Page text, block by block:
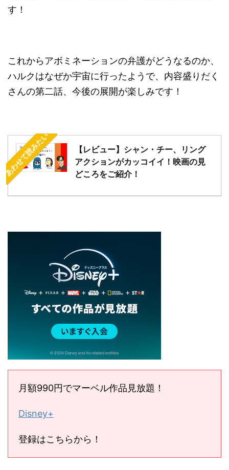
す！
これからアボミネーションの弁護がどうなるのか、
ハルクはなぜか宇宙に行ったようで、内容盛りだく
さんの第二話、今後の展開が楽しみです！
あわせて読みたい
【レビュー】シャン・チー、リング
アクションがカッコイイ！映画の見
どころをご紹介！
月額990円でマーベル作品見放題！
Disney+
登録はこちらから！